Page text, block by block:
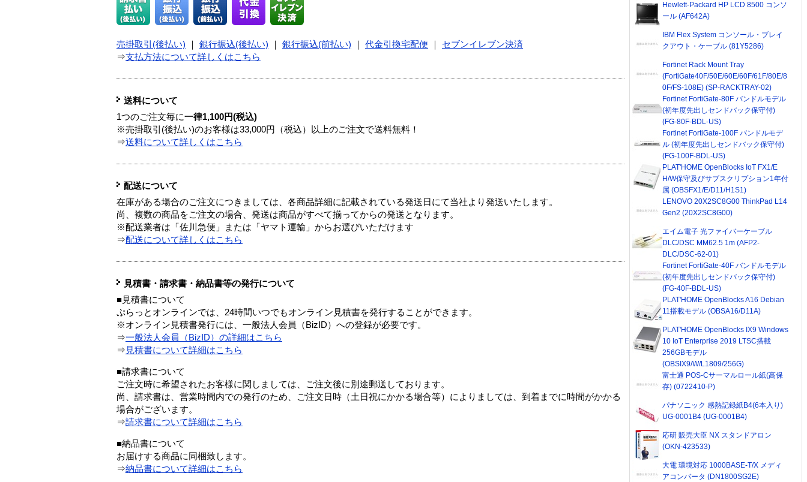
売掛取引(後払い) 銀行振込(後払い) 銀行振込(前払い) 代金引換宅配便
セブンイレブン決済
⇒支払方法について詳しくはこちら
送料について
1つのご注文毎に一律1,100円(税込)
※売掛取引(後払い)のお客様は33,000円（税込）以上のご注文で送料無料！
⇒送料について詳しくはこちら
配送について
在庫がある場合のご注文につきましては、各商品詳細に記載されている発送日にて当社より発送いたします。
尚、複数の商品をご注文の場合、発送は商品がすべて揃ってからの発送となります。
※配送業者は「佐川急便」または「ヤマト運輸」からお選びいただけます
⇒配送について詳しくはこちら
見積書・請求書・納品書等の発行について
■見積書について
ぷらっとオンラインでは、24時間いつでもオンライン見積書を発行することができます。
※オンライン見積書発行には、一般法人会員（BizID）への登録が必要です。
⇒一般法人会員（BizID）の詳細はこちら
⇒ 見積書について詳細はこちら
■請求書について
ご注文時に希望されたお客様に関しましては、ご注文後に別途郵送しております。
尚、請求書は、営業時間内での発行のため、ご注文日時（土日祝にかかる場合等）によりましては、到着までに時間がかかる
場合がございます。
⇒請求書について詳細はこちら
■納品書について
お届けする商品に同梱致します。
⇒納品書について詳細はこちら
Hewlett-Packard HP LCD 8500 コンソ
ール (AF642A)
IBM Flex System コンソール・ブレイ
クアウト・ケーブル (81Y5286)
Fortinet Rack Mount Tray
(FortiGate40F/50E/60E/60F/61F/80E/8
0F/FS-108E) (SP-RACKTRAY-02)
Fortinet FortiGate-80F バンドルモデル
(初年度先出しセンドバック保守付)
(FG-80F-BDL-US)
Fortinet FortiGate-100F バンドルモデ
ル (初年度先出しセンドバック保守付)
(FG-100F-BDL-US)
PLAT'HOME OpenBlocks IoT FX1/E
H/W保守及びサブスクリプション1年付
属 (OBSFX1/E/D11/H1S1)
LENOVO 20X2SC8G00 ThinkPad L14
Gen2 (20X2SC8G00)
エイム電子 光ファイバーケーブル
DLC/DSC MM62.5 1m (AFP2-
DLC/DSC-62-01)
Fortinet FortiGate-40F バンドルモデル
(初年度先出しセンドバック保守付)
(FG-40F-BDL-US)
PLAT'HOME OpenBlocks A16 Debian
11搭載モデル (OBSA16/D11A)
PLAT'HOME OpenBlocks IX9 Windows
10 IoT Enterprise 2019 LTSC搭載
256GBモデル
(OBSIX9/W/L1809/256G)
富士通 POS-Cサーマルロール紙(高保
存) (0722410-P)
パナソニック 感熱記録紙B4(6本入り)
UG-0001B4 (UG-0001B4)
応研 販売大臣 NX スタンドアロン
(OKN-423533)
大電 環境対応 1000BASE-T/X メディ
アコンバータ (DN1800SG2E)